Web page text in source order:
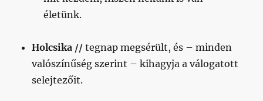
életünk.
Holcsika // tegnap megsérült, és – minden
valószínűség szerint – kihagyja a válogatott
selejtezőit.